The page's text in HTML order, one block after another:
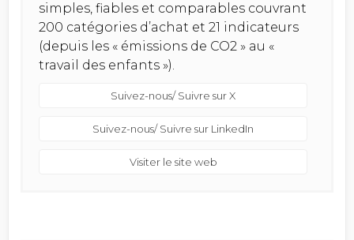
simples, fiables et comparables couvrant
200 catégories d’achat et 21 indicateurs
(depuis les « émissions de CO2 » au «
travail des enfants »).
Suivez-nous/ Suivre sur X
Suivez-nous/ Suivre sur LinkedIn
Visiter le site web